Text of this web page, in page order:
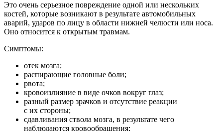
Это очень серьезное повреждение одной или нескольких
костей, которые возникают в результате автомобильных
аварий, ударов по лицу в области нижней челюсти или носа.
Оно относится к открытым травмам.
Симптомы:
отек мозга;
распирающие головные боли;
рвота;
кровоизлияние в виде очков вокруг глаз;
разный размер зрачков и отсутствие реакции
с их стороны;
сдавливания ствола мозга, в результате чего
наблюдаются кровообращения;